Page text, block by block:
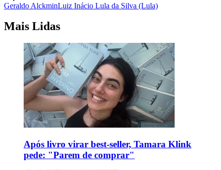
Geraldo AlckminLuiz Inácio Lula da Silva (Lula)
Mais Lidas
Após livro virar best-seller, Tamara Klink
pede: "Parem de comprar"